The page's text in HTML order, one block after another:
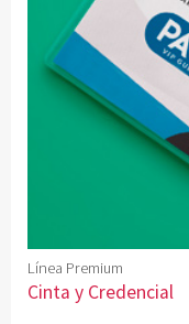
Línea Premium
Cinta y Credencial